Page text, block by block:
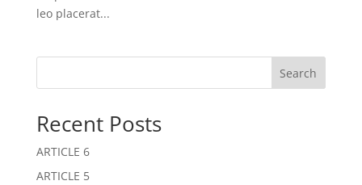
leo placerat...
Search
Recent Posts
ARTICLE 6
ARTICLE 5